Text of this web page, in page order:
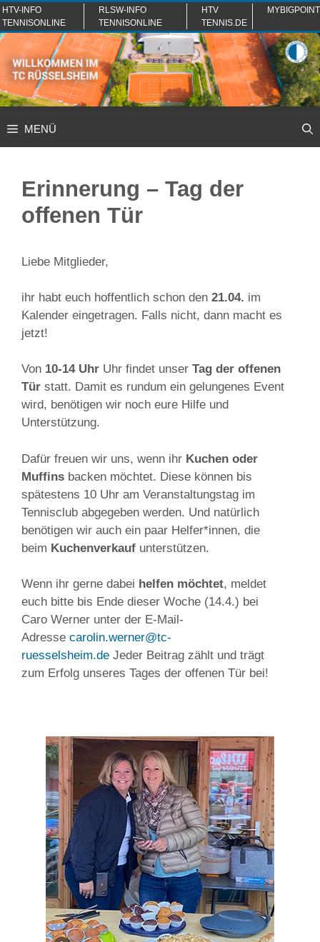
Zum
Inhalt
springen
HTV-INFO
TENNISONLINE
RLSW-INFO
TENNISONLINE
HTV
TENNIS.DE
MYBIGPOINT
MENÜ
Erinnerung – Tag der
offenen Tür
Liebe Mitglieder,
ihr habt euch hoffentlich schon den 21.04. im
Kalender eingetragen. Falls nicht, dann macht es
jetzt!
Von 10-14 Uhr Uhr findet unser Tag der offenen
Tür statt. Damit es rundum ein gelungenes Event
wird, benötigen wir noch eure Hilfe und
Unterstützung.
Dafür freuen wir uns, wenn ihr Kuchen oder
Muffins backen möchtet. Diese können bis
spätestens 10 Uhr am Veranstaltungstag im
Tennisclub abgegeben werden. Und natürlich
benötigen wir auch ein paar Helfer*innen, die
beim Kuchenverkauf unterstützen.
Wenn ihr gerne dabei helfen möchtet, meldet
euch bitte bis Ende dieser Woche (14.4.) bei
Caro Werner unter der E-Mail-
Adresse carolin.werner@tc-
ruesselsheim.de Jeder Beitrag zählt und trägt
zum Erfolg unseres Tages der offenen Tür bei!